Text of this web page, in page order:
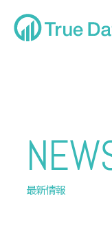
最新情報